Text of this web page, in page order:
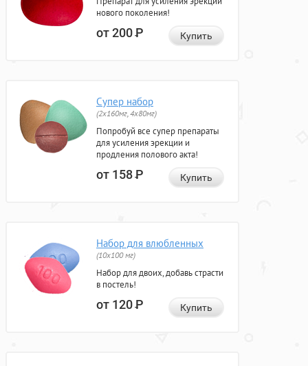
нового поколения!
от 200Р Купить
Супер набор
(2х160мг, 4х80мг)
Попробуй все супер препараты
для усиления эрекции и
продления полового акта!
от 158Р Купить
Набор для влюбленных
(10х100 мг)
Набор для двоих, добавь страсти
в постель!
от 120Р Купить